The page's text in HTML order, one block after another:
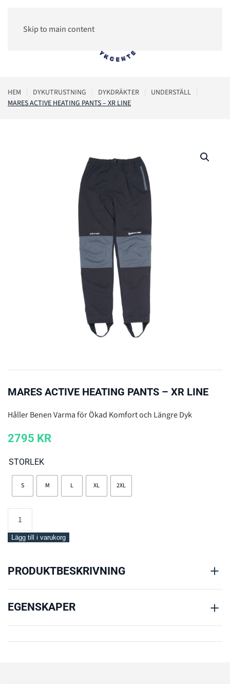
Skip to main content
HEM DYKUTRUSTNING DYKDRÄKTER
UNDERSTÄLL
MARES ACTIVE HEATING PANTS – XR LINE
MARES ACTIVE HEATING PANTS – XR LINE
Håller Benen Varma för Ökad Komfort och Längre Dyk
2795 KR
STORLEK
S M L XL 2XL
Mares
Heating
XR
Line
mängd
Lägg till i varukorg
PRODUKTBESKRIVNING
EGENSKAPER